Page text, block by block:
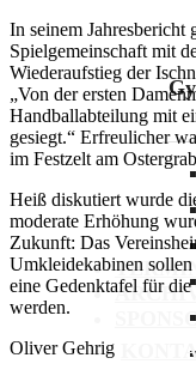
In seinem
Spielgemeinschaft mit
Wiederaufstieg der
„Von der ersten
Handballabteilung mit
gesiegt.“ Erfreulicher
im Festzelt am
Heiß diskutiert wurde
moderate Erhöhung
Zukunft: Das
Umkleidekabinen
eine Gedenktafel für
werden.
Oliver Gehrig